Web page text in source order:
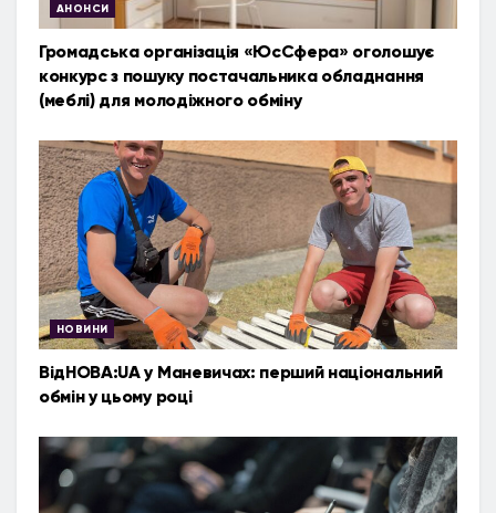
АНОНСИ
Громадська організація «ЮсСфера» оголошує
конкурс з пошуку постачальника обладнання
(меблі) для молодіжного обміну
НОВИНИ
ВідНОВА:UA у Маневичах: перший національний
обмін у цьому році